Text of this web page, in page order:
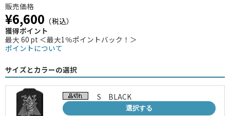
販売価格
¥6,600 （税込）
獲得ポイント
最大 60 pt ＜最大1％ポイントバック！＞
ポイントについて
サイズとカラーの選択
S BLACK
選択する